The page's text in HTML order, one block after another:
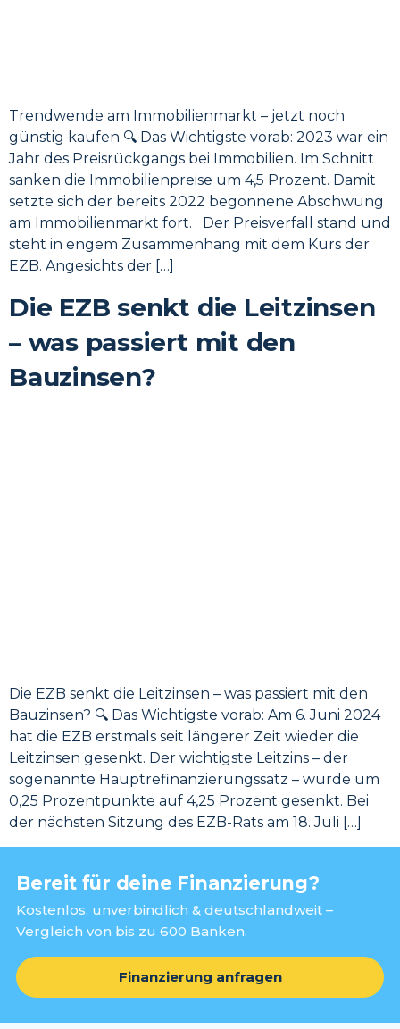
Trendwende am Immobilienmarkt – jetzt noch
günstig kaufen 🔍 Das Wichtigste vorab: 2023 war ein
Jahr des Preisrückgangs bei Immobilien. Im Schnitt
sanken die Immobilienpreise um 4,5 Prozent. Damit
setzte sich der bereits 2022 begonnene Abschwung
am Immobilienmarkt fort. Der Preisverfall stand und
steht in engem Zusammenhang mit dem Kurs der
EZB. Angesichts der […]
Die EZB senkt die Leitzinsen
– was passiert mit den
Bauzinsen?
Die EZB senkt die Leitzinsen – was passiert mit den
Bauzinsen? 🔍 Das Wichtigste vorab: Am 6. Juni 2024
hat die EZB erstmals seit längerer Zeit wieder die
Leitzinsen gesenkt. Der wichtigste Leitzins – der
sogenannte Hauptrefinanzierungssatz – wurde um
0,25 Prozentpunkte auf 4,25 Prozent gesenkt. Bei
der nächsten Sitzung des EZB-Rats am 18. Juli […]
Bereit für deine Finanzierung?
Kostenlos, unverbindlich & deutschlandweit –
Vergleich von bis zu 600 Banken.
Finanzierung anfragen